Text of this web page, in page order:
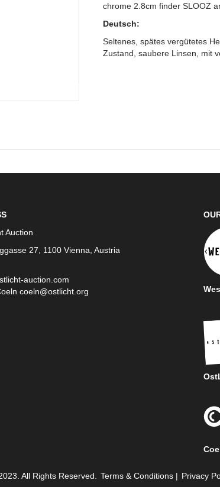
chrome 2.8cm finder SLOOZ
Deutsch:
Seltenes, spätes vergütetes
Zustand, saubere Linsen, mit
Auction
27, 1100 Vienna, Austria
auction.com
coeln@ostlicht.org
All Rights Reserved. Terms & Conditions| Privacy